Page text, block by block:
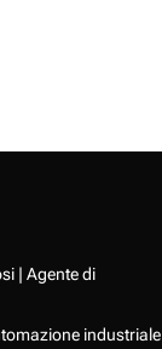
| Agente di
industriale